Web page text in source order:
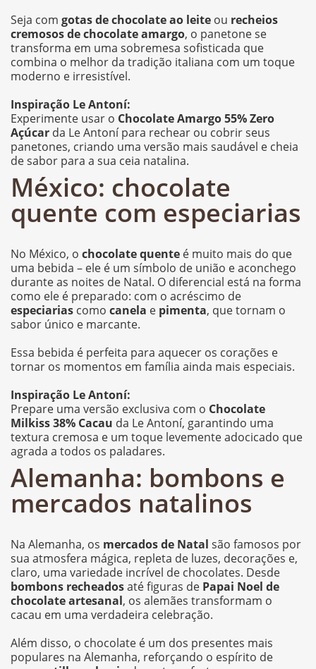
Seja com gotas de chocolate ao leite ou recheios
cremosos de chocolate amargo, o panetone se
transforma em uma sobremesa sofisticada que
combina o melhor da tradição italiana com um toque
moderno e irresistível.
Inspiração Le Antoní:
Experimente usar o Chocolate Amargo 55% Zero
Açúcar da Le Antoní para rechear ou cobrir seus
panetones, criando uma versão mais saudável e cheia
de sabor para a sua ceia natalina.
México: chocolate
quente com especiarias
No México, o chocolate quente é muito mais do que
uma bebida – ele é um símbolo de união e aconchego
durante as noites de Natal. O diferencial está na forma
como ele é preparado: com o acréscimo de
especiarias como canela e pimenta, que tornam o
sabor único e marcante.
Essa bebida é perfeita para aquecer os corações e
tornar os momentos em família ainda mais especiais.
Inspiração Le Antoní:
Prepare uma versão exclusiva com o Chocolate
Milkiss 38% Cacau da Le Antoní, garantindo uma
textura cremosa e um toque levemente adocicado que
agrada a todos os paladares.
Alemanha: bombons e
mercados natalinos
Na Alemanha, os mercados de Natal são famosos por
sua atmosfera mágica, repleta de luzes, decorações e,
claro, uma variedade incrível de chocolates. Desde
bombons recheadosaté figuras de Papai Noel de
chocolate artesanal, os alemães transformam o
cacau em uma verdadeira celebração.
Além disso, o chocolate é um dos presentes mais
populares na Alemanha, reforçando o espírito de